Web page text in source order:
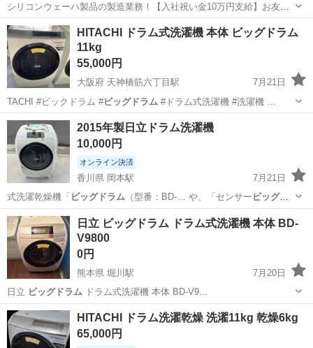
シリコンウェーハ製品の製造業務！【入社祝い金10万円支給】お友達
やカップルとの応募OK◎年間休日129日＆休出なしでプライベート充
実♪業務はクリーンルームで快適作業◎自社正社員登用制度あり★1食
300円～の格安食堂あり！《佐...
佐賀 伊万里市 東山代駅 その他
HITACHI ドラム式洗濯機 本体 ビッグドラム
11kg
55,000円
大阪府 天神橋筋六丁目駅
7月21日
TACHI #ビックドラム #ビッグドラム #ドラム式洗濯機 #洗濯機 …
大阪 大阪市 天神橋筋六丁目駅 生活家電
ドラム式洗濯機
2015年製日立ドラム洗濯機
10,000円
オンライン決済
香川県 岡本駅
7月21日
式洗濯乾燥機「 ビッグドラム（型番：BD-… や、「センサー ビッグド
ラム洗浄」などが搭…
香川 高松市 岡本駅 生活家電
日立 ビッグドラム ドラム式洗濯機 本体 BD-
V9800
0円
熊本県 堀川駅
7月20日
日立 ビッグドラムドラム式洗濯機 本体 BD-V9…
熊本 熊本市 生活家電 ビッグドラム
HITACHI ドラム洗濯乾燥 洗濯11kg 乾燥6kg
65,000円